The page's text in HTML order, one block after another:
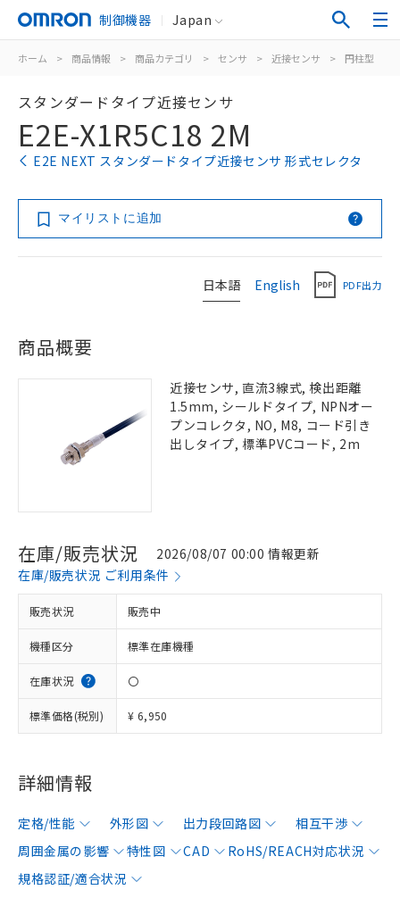
制御機器 Japan
ホーム > 商品情報 > 商品カテゴリ > センサ > 近接センサ > 円柱型
スタンダードタイプ近接センサ
E2E-X1R5C18 2M
E2E NEXT スタンダードタイプ近接センサ 形式セレクタ
マイリストに追加
日本語 English PDF出力
商品概要
近接センサ, 直流3線式, 検出距離
1.5mm, シールドタイプ, NPNオー
プンコレクタ, NO, M8, コード引き
出しタイプ, 標準PVCコード, 2m
在庫/販売状況
2026/08/07 00:00 情報更新
在庫/販売状況 ご利用条件
販売状況 販売中
機種区分 標準在庫機種
在庫状況 〇
標準価格(税別) ¥ 6,950
詳細情報
定格/性能 外形図 出力段回路図
相互干渉
周囲金属の影響
特性図 CAD
RoHS/REACH対応状況
規格認証/適合状況